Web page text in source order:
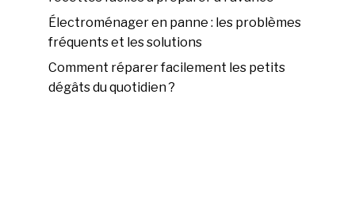
Électroménager en panne : les problèmes
fréquents et les solutions
Comment réparer facilement les petits
dégâts du quotidien ?